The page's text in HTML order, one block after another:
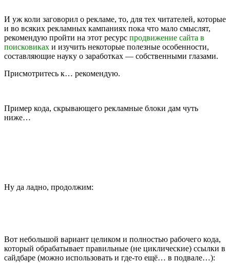
И уж коли заговорил о рекламе, то, для тех читателей, которые
и во всяких рекламных кампаниях пока что мало смыслят,
рекомендую пройти на этот ресурс продвижение сайта в
поисковиках и изучить некоторые полезные особенности,
составляющие науку о заработках — собственными глазами.
Присмотритесь к… рекомендую.
Пример кода, скрывающего рекламные блоки дам чуть
ниже…
Ну да ладно, продолжим:
Вот небольшой вариант целиком и полностью рабочего кода,
который обрабатывает правильные (не циклические) ссылки в
сайдбаре (можно использовать и где-то ещё… в подвале…):